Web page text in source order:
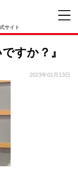
サイト
すか？』
2023年01月13日